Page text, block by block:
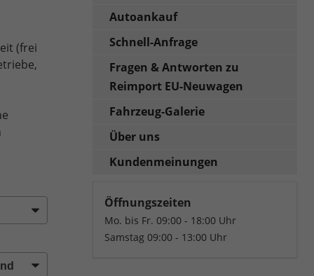
(frei
Autoankauf
Schnell-Anfrage
Fragen & Antworten zu
Reimport EU-Neuwagen
Fahrzeug-Galerie
Über uns
Kundenmeinungen
Öffnungszeiten
Mo. bis Fr. 09:00 - 18:00 Uhr
Samstag 09:00 - 13:00 Uhr